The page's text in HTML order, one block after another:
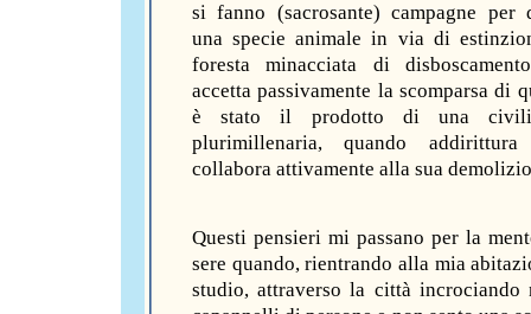
si fanno (sacrosante) campagne per
una specie animale in via di
foresta minacciata di
accetta passivamente la scomparsa di
è stato il prodotto di una
plurimillenaria, quando
collabora attivamente alla sua
Questi pensieri mi passano per la
sere quando, rientrando alla mia
studio, attraverso la città incrociando